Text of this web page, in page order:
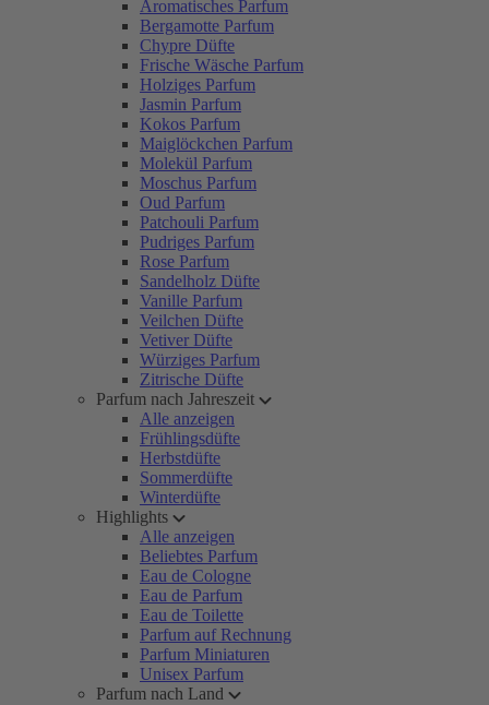
Aromatisches Parfum
Bergamotte Parfum
Chypre Düfte
Frische Wäsche Parfum
Holziges Parfum
Jasmin Parfum
Kokos Parfum
Maiglöckchen Parfum
Molekül Parfum
Moschus Parfum
Oud Parfum
Patchouli Parfum
Pudriges Parfum
Rose Parfum
Sandelholz Düfte
Vanille Parfum
Veilchen Düfte
Vetiver Düfte
Würziges Parfum
Zitrische Düfte
Parfum nach Jahreszeit
Alle anzeigen
Frühlingsdüfte
Herbstdüfte
Sommerdüfte
Winterdüfte
Highlights
Alle anzeigen
Beliebtes Parfum
Eau de Cologne
Eau de Parfum
Eau de Toilette
Parfum auf Rechnung
Parfum Miniaturen
Unisex Parfum
Parfum nach Land